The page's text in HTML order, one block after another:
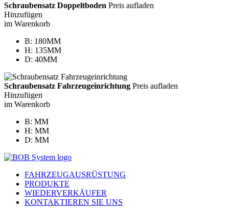
Schraubensatz Doppeltboden Preis aufladen
Hinzufügen
im Warenkorb
B: 180MM
H: 135MM
D: 40MM
Schraubensatz Fahrzeugeinrichtung Preis aufladen
Hinzufügen
im Warenkorb
B: MM
H: MM
D: MM
FAHRZEUGAUSRÜSTUNG
PRODUKTE
WIEDERVERKÄUFER
KONTAKTIEREN SIE UNS